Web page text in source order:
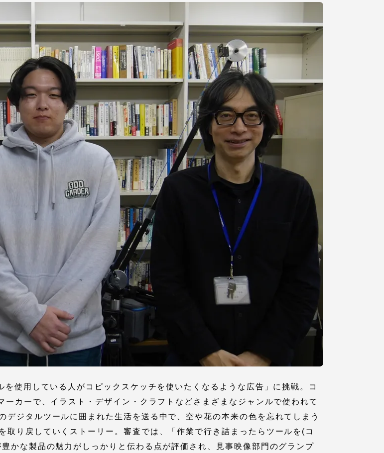
使用している人がコピックスケッチを使いたくなるような広告」に挑戦。コ
カーで、イラスト・デザイン・クラフトなどさまざまなジャンルで使われて
ジタルツールに囲まれた生活を送る中で、空や花の本来の色を忘れてしまう
取り戻していくストーリー。審査では、「作業で行き詰まったらツールを(コ
かな製品の魅力がしっかりと伝わる点が評価され、見事映像部門のグランプ
け
学園ネットワーク
学園ネットワーク
厚生施設
学園関連機関
卒業生サービス
関連教育機関
各種情報・お問い合わせ
各種情報・お問い合わせ
サイトマップ
サイト閲覧環境
プライバシーポリシー
免責事項
お問い合わせ
情報の公表
本学教職員向け情報